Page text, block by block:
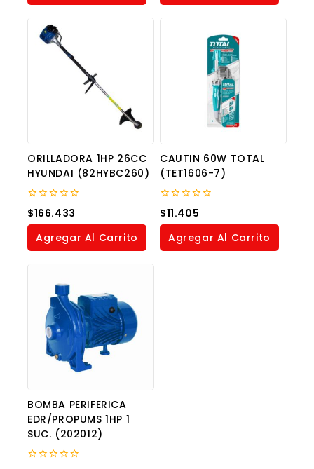
ORILLADORA 1HP 26CC
HYUNDAI (82HYBC260)
0
out
of
$166.433
Agregar Al Carrito
CAUTIN 60W TOTAL
(TET1606-7)
0
out
of
$11.405
Agregar Al Carrito
BOMBA PERIFERICA
EDR/PROPUMS 1HP 1
SUC. (202012)